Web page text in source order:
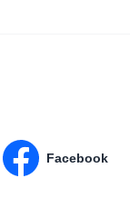
Facebook